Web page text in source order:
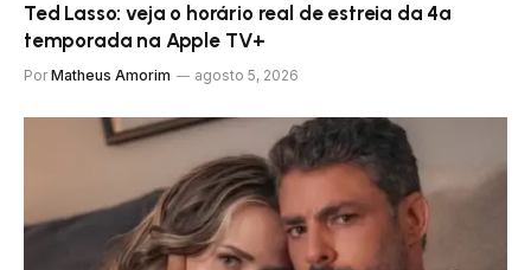
Ted Lasso: veja o horário real de estreia da 4ª
temporada na Apple TV+
Por Matheus Amorim agosto 5, 2026